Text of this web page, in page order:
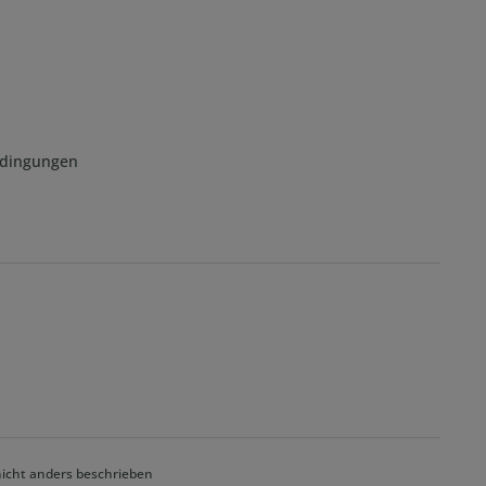
anders beschrieben